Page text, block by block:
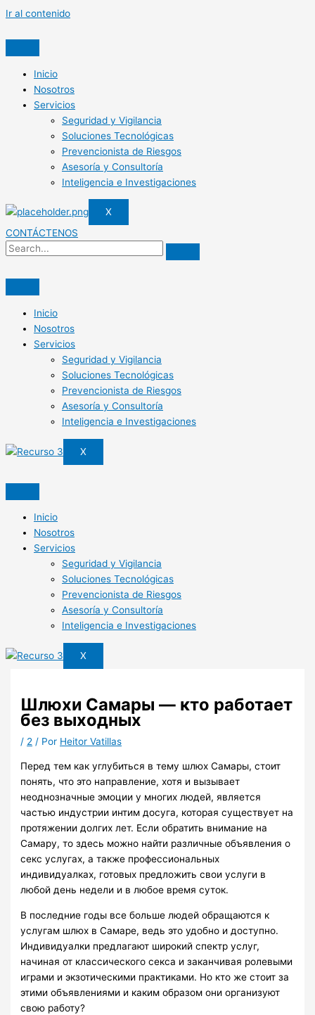
Ir al contenido
Inicio
Nosotros
Servicios
Seguridad y Vigilancia
Soluciones Tecnológicas
Prevencionista de Riesgos
Asesoría y Consultoría
Inteligencia e Investigaciones
X
CONTÁCTENOS
Inicio
Nosotros
Servicios
Seguridad y Vigilancia
Soluciones Tecnológicas
Prevencionista de Riesgos
Asesoría y Consultoría
Inteligencia e Investigaciones
X
Inicio
Nosotros
Servicios
Seguridad y Vigilancia
Soluciones Tecnológicas
Prevencionista de Riesgos
Asesoría y Consultoría
Inteligencia e Investigaciones
X
Шлюхи Самары — кто работает
без выходных
/ 2 / Por Heitor Vatillas
Перед тем как углубиться в тему шлюх Самары, стоит
понять, что это направление, хотя и вызывает
неоднозначные эмоции у многих людей, является
частью индустрии интим досуга, которая существует на
протяжении долгих лет. Если обратить внимание на
Самару, то здесь можно найти различные объявления о
секс услугах, а также профессиональных
индивидуалках, готовых предложить свои услуги в
любой день недели и в любое время суток.
В последние годы все больше людей обращаются к
услугам шлюх в Самаре, ведь это удобно и доступно.
Индивидуалки предлагают широкий спектр услуг,
начиная от классического секса и заканчивая ролевыми
играми и экзотическими практиками. Но кто же стоит за
этими объявлениями и каким образом они организуют
свою работу?